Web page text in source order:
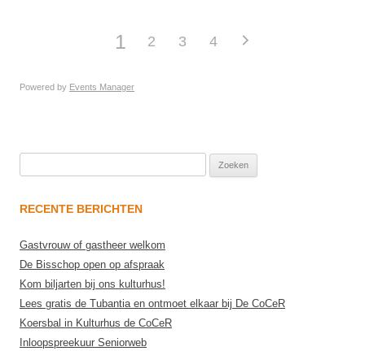
1 2 3 4
Powered by Events Manager
RECENTE BERICHTEN
Gastvrouw of gastheer welkom
De Bisschop open op afspraak
Kom biljarten bij ons kulturhus!
Lees gratis de Tubantia en ontmoet elkaar bij De CoCeR
Koersbal in Kulturhus de CoCeR
Inloopspreekuur Seniorweb